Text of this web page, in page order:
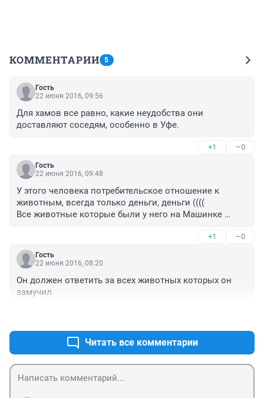
КОММЕНТАРИИ 5
Гость
22 июня 2016, 09:56
Для хамов все равно, какие неудобства они
доставляют соседям, особенно в Уфе.
+1 –0
Гость
22 июня 2016, 09:48
У этого человека потребительское отношение к
животным, всегда только деньги, деньги ((((
Все животные которые были у него на Машинке
+1 –0
Гость
22 июня 2016, 08:20
Он должен ответить за всех животных которых он
замучил
Читать все комментарии